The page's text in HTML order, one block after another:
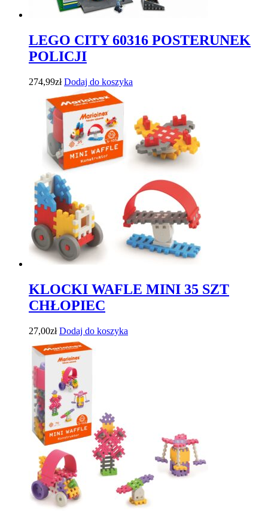
LEGO CITY 60316 POSTERUNEK
POLICJI
274,99zł Dodaj do koszyka
KLOCKI WAFLE MINI 35 SZT
CHŁOPIEC
27,00zł Dodaj do koszyka